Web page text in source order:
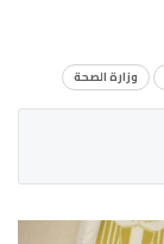
وزارة الصحة